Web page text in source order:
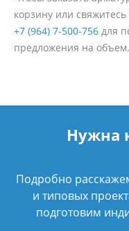
корзину или
+7 (964) 7-500-756 для
предложения на объем.
Нужна
Подробно
и типовых
подготовим